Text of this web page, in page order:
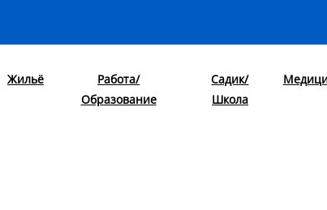
Жильё
Работа/
Образование
Садик/
Школа